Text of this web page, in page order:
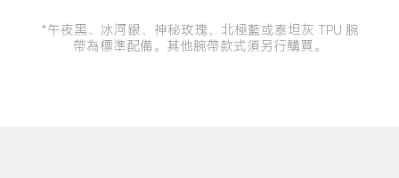
*午夜黑、冰河銀、神秘玫瑰、北極藍或泰坦灰 TPU 腕
帶為標準配備。其他腕帶款式須另行購買。